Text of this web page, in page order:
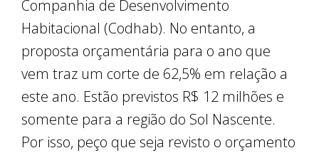
Companhia de Desenvolvimento
Habitacional (Codhab). No entanto, a
proposta orçamentária para o ano que
vem traz um corte de 62,5% em relação a
este ano. Estão previstos R$ 12 milhões e
somente para a região do Sol Nascente.
Por isso, peço que seja revisto o orçamento